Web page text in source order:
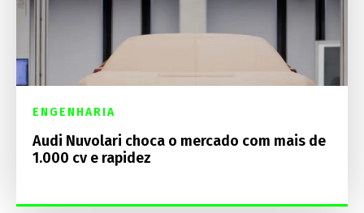
ENGENHARIA
Audi Nuvolari choca o mercado com mais de
1.000 cv e rapidez